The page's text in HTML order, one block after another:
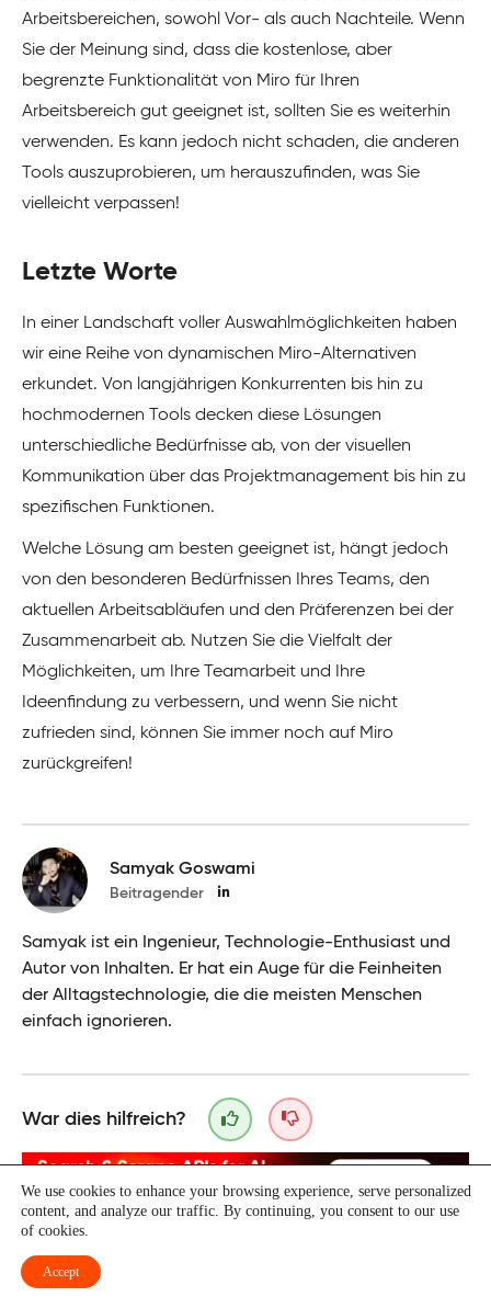
Arbeitsbereichen, sowohl Vor- als auch Nachteile. Wenn
Sie der Meinung sind, dass die kostenlose, aber
begrenzte Funktionalität von Miro für Ihren
Arbeitsbereich gut geeignet ist, sollten Sie es weiterhin
verwenden. Es kann jedoch nicht schaden, die anderen
Tools auszuprobieren, um herauszufinden, was Sie
vielleicht verpassen!
Letzte Worte
In einer Landschaft voller Auswahlmöglichkeiten haben
wir eine Reihe von dynamischen Miro-Alternativen
erkundet. Von langjährigen Konkurrenten bis hin zu
hochmodernen Tools decken diese Lösungen
unterschiedliche Bedürfnisse ab, von der visuellen
Kommunikation über das Projektmanagement bis hin zu
spezifischen Funktionen.
Welche Lösung am besten geeignet ist, hängt jedoch
von den besonderen Bedürfnissen Ihres Teams, den
aktuellen Arbeitsabläufen und den Präferenzen bei der
Zusammenarbeit ab. Nutzen Sie die Vielfalt der
Möglichkeiten, um Ihre Teamarbeit und Ihre
Ideenfindung zu verbessern, und wenn Sie nicht
zufrieden sind, können Sie immer noch auf Miro
zurückgreifen!
Samyak Goswami
Beitragender
Samyak ist ein Ingenieur, Technologie-Enthusiast und
Autor von Inhalten. Er hat ein Auge für die Feinheiten
der Alltagstechnologie, die die meisten Menschen
einfach ignorieren.
War dies hilfreich?
Dank an unsere Partner
We use cookies to enhance your browsing experience, serve personalized
content, and analyze our traffic. By continuing, you consent to our use
of cookies.
Accept